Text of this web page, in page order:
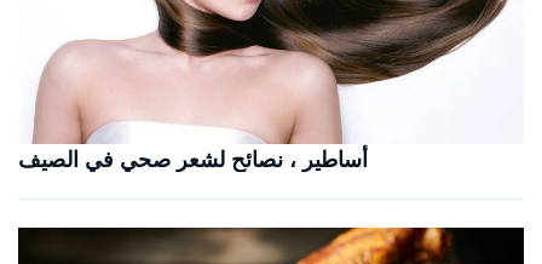
أساطير ، نصائح لشعر صحي في الصيف